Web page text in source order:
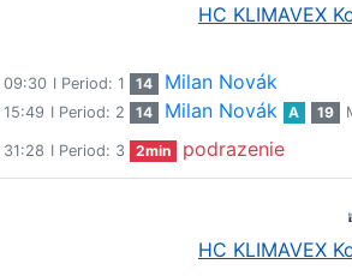
HC KLIMAVEX
09:30 I Period: 1 14 Milan Novák
15:49 I Period: 2 14 Milan Novák A 19
31:28 I Period: 3 2min podrazenie
HC KLIMAVEX